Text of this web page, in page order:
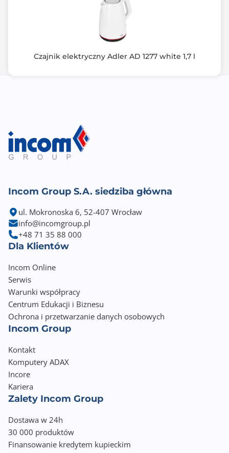
Czajnik elektryczny Adler AD 1277 white 1,7 l
Incom Group S.A. siedziba główna
ul. Mokronoska 6, 52-407 Wrocław
info@incomgroup.pl
+48 71 35 88 000
Dla Klientów
Incom Online
Serwis
Warunki współpracy
Centrum Edukacji i Biznesu
Ochrona i przetwarzanie danych osobowych
Incom Group
Kontakt
Komputery ADAX
Incore
Kariera
Zalety Incom Group
Dostawa w 24h
30 000 produktów
Finansowanie kredytem kupieckim